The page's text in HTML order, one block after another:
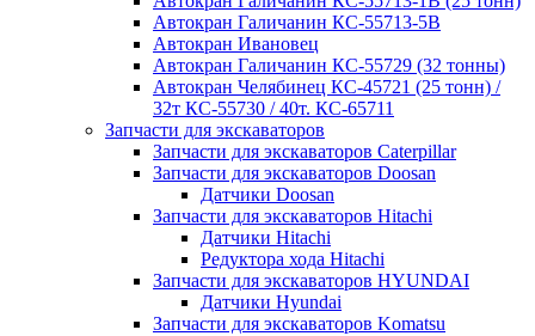
Автокран Галичанин КС-55713-5В
Автокран Ивановец
Автокран Галичанин КС-55729 (32 тонны)
Автокран Челябинец КС-45721 (25 тонн) /
32т КС-55730 / 40т. КС-65711
Запчасти для экскаваторов
Запчасти для экскаваторов Caterpillar
Запчасти для экскаваторов Doosan
Датчики Doosan
Запчасти для экскаваторов Hitachi
Датчики Hitachi
Редуктора хода Hitachi
Запчасти для экскаваторов HYUNDAI
Датчики Hyundai
Запчасти для экскаваторов Komatsu